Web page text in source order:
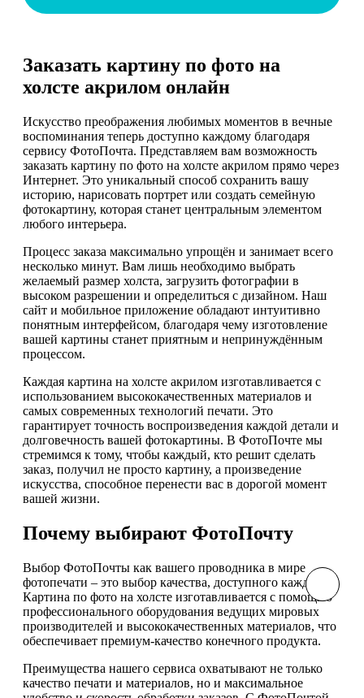
Заказать картину по фото на
холсте акрилом онлайн
Искусство преображения любимых моментов в вечные
воспоминания теперь доступно каждому благодаря
сервису ФотоПочта. Представляем вам возможность
заказать картину по фото на холсте акрилом прямо через
Интернет. Это уникальный способ сохранить вашу
историю, нарисовать портрет или создать семейную
фотокартину, которая станет центральным элементом
любого интерьера.
Процесс заказа максимально упрощён и занимает всего
несколько минут. Вам лишь необходимо выбрать
желаемый размер холста, загрузить фотографии в
высоком разрешении и определиться с дизайном. Наш
сайт и мобильное приложение обладают интуитивно
понятным интерфейсом, благодаря чему изготовление
вашей картины станет приятным и непринуждённым
процессом.
Каждая картина на холсте акрилом изготавливается с
использованием высококачественных материалов и
самых современных технологий печати. Это
гарантирует точность воспроизведения каждой детали и
долговечность вашей фотокартины. В ФотоПочте мы
стремимся к тому, чтобы каждый, кто решит сделать
заказ, получил не просто картину, а произведение
искусства, способное перенести вас в дорогой момент
вашей жизни.
Почему выбирают ФотоПочту
Выбор ФотоПочты как вашего проводника в мире
фотопечати – это выбор качества, доступного каждому.
Картина по фото на холсте изготавливается с помощью
профессионального оборудования ведущих мировых
производителей и высококачественных материалов, что
обеспечивает премиум-качество конечного продукта.
Преимущества нашего сервиса охватывают не только
качество печати и материалов, но и максимальное